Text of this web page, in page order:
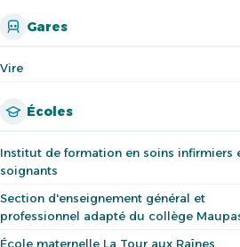
Gares
Vire
Écoles
Institut de formation en soins infirmiers
soignants
Section d'enseignement général et
professionnel adapté du collège
École maternelle La Tour aux Raînes